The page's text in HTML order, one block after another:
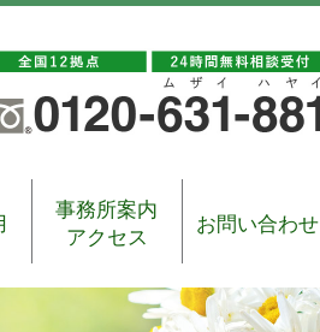
事務所案内
アクセス
お問い合わせ